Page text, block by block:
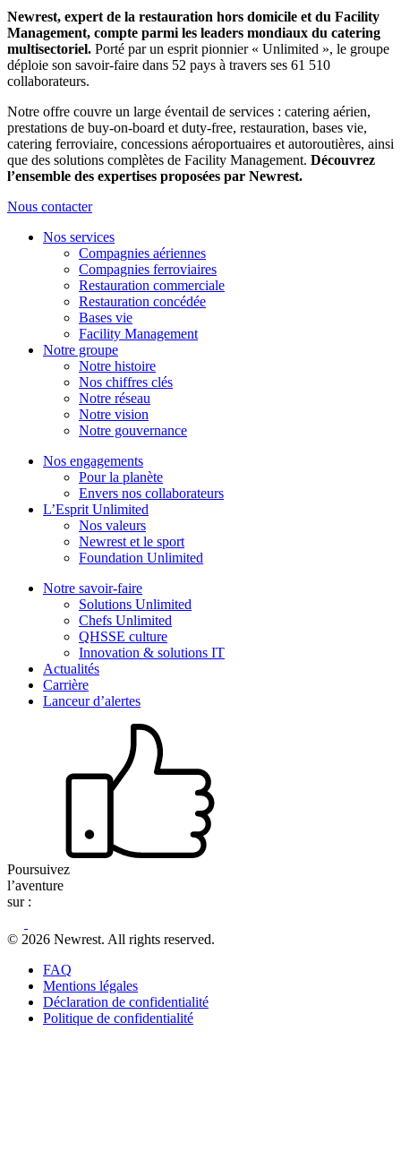
Newrest, expert de la restauration hors domicile et du Facility
Management, compte parmi les leaders mondiaux du catering
multisectoriel. Porté par un esprit pionnier « Unlimited », le groupe
déploie son savoir-faire dans 52 pays à travers ses 61 510
collaborateurs.
Notre offre couvre un large éventail de services : catering aérien,
prestations de buy-on-board et duty-free, restauration, bases vie,
catering ferroviaire, concessions aéroportuaires et autoroutières, ainsi
que des solutions complètes de Facility Management. Découvrez
l’ensemble des expertises proposées par Newrest.
Nous contacter
Nos services
Compagnies aériennes
Compagnies ferroviaires
Restauration commerciale
Restauration concédée
Bases vie
Facility Management
Notre groupe
Notre histoire
Nos chiffres clés
Notre réseau
Notre vision
Notre gouvernance
Nos engagements
Pour la planète
Envers nos collaborateurs
L’Esprit Unlimited
Nos valeurs
Newrest et le sport
Foundation Unlimited
Notre savoir-faire
Solutions Unlimited
Chefs Unlimited
QHSSE culture
Innovation & solutions IT
Actualités
Carrière
Lanceur d’alertes
Poursuivez
l’aventure
sur :
© 2026 Newrest. All rights reserved.
FAQ
Mentions légales
Déclaration de confidentialité
Politique de confidentialité